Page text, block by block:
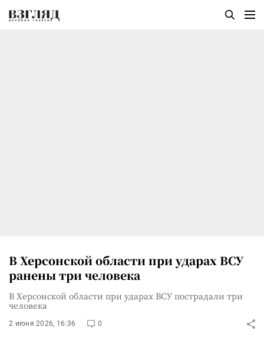
В Херсонской области при ударах ВСУ
ранены три человека
В Херсонской области при ударах ВСУ пострадали три
человека
2 июня 2026, 16:36 0